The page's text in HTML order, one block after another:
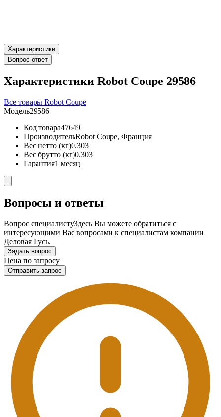
Характеристики
Вопрос-ответ
Характеристики Robot Coupe 29586
Все товары Robot Coupe
Модель29586
Код товара47649
ПроизводительRobot Coupe, Франция
Вес нетто (кг)0.303
Вес брутто (кг)0.303
Гарантия1 месяц
Вопросы и ответы
Вопрос специалистуЗдесь Вы можете обратиться с
интересующими Вас вопросами к специалистам компании
Деловая Русь.
Задать вопрос
Цена по запросу
Отправить запрос